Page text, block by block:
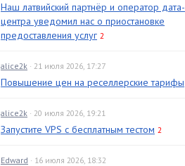
Наш латвийский партнёр и оператор дата-
центра уведомил нас о приостановке
предоставления услуг 2
alice2k · 21 июля 2026, 17:27
Повышение цен на реселлерские тарифы
alice2k · 20 июля 2026, 19:21
Запустите VPS с бесплатным тестом 2
Edward · 16 июля 2026, 18:32